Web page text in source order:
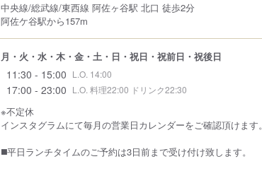
中央線/総武線/東西線 阿佐ヶ谷駅 北口 徒歩2分
阿佐ケ谷駅から157m
月・火・水・木・金・土・日・祝日・祝前日・祝後日
11:30 - 15:00 L.O. 14:00
17:00 - 23:00 L.O. 料理22:00 ドリンク22:30
※不定休
インスタグラムにて毎月の営業日カレンダーをご確認頂けます。
◼️平日ランチタイムのご予約は3日前まで受け付け致します。